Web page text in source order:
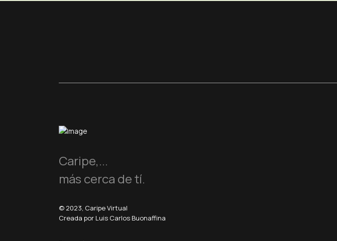
Caripe,...
más cerca de tí.
© 2023, Caripe Virtual
Creada por Luis Carlos Buonaffina